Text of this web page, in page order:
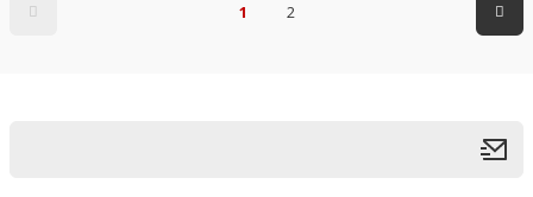
1 2